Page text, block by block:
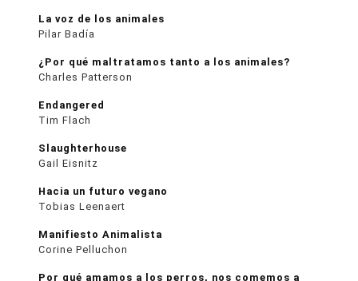
La voz de los animales
Pilar Badía
¿Por qué maltratamos tanto a los animales?
Charles Patterson
Endangered
Tim Flach
Slaughterhouse
Gail Eisnitz
Hacia un futuro vegano
Tobias Leenaert
Manifiesto Animalista
Corine Pelluchon
Por qué amamos a los perros, nos comemos a